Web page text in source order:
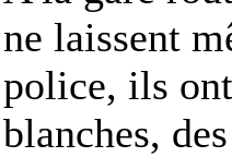
ne laissent
police, ils
blanches,